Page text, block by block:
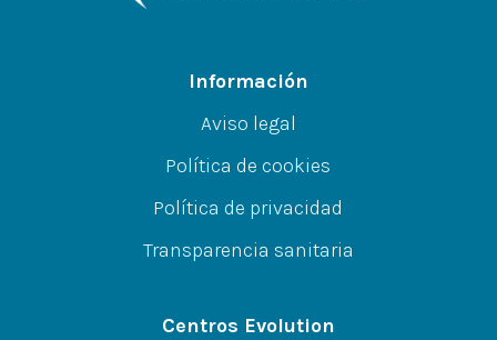
Información
Aviso legal
Política de cookies
Política de privacidad
Transparencia sanitaria
Centros Evolution